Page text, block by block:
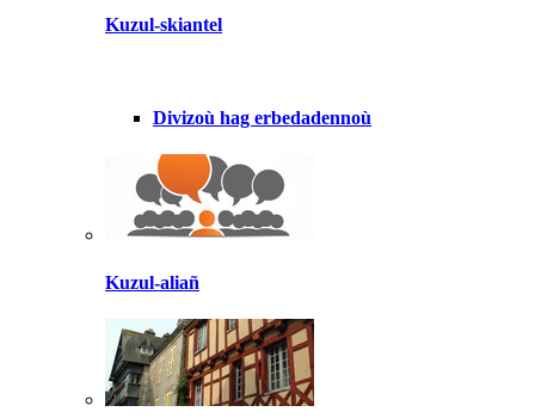
Kuzul-skiantel
Divizoù hag erbedadennoù
Kuzul-aliañ